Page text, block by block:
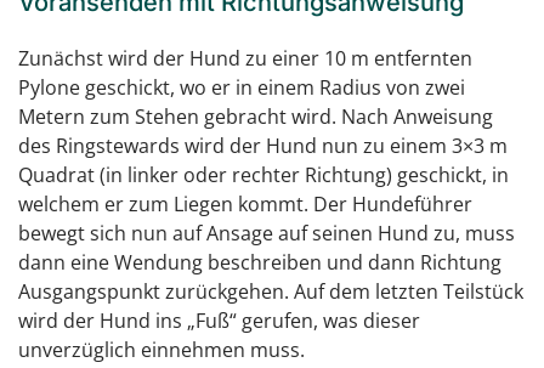
Zunächst wird der Hund zu einer 10 m entfernten
Pylone geschickt, wo er in einem Radius von zwei
Metern zum Stehen gebracht wird. Nach Anweisung
des Ringstewards wird der Hund nun zu einem 3×3 m
Quadrat (in linker oder rechter Richtung) geschickt, in
welchem er zum Liegen kommt. Der Hundeführer
bewegt sich nun auf Ansage auf seinen Hund zu, muss
dann eine Wendung beschreiben und dann Richtung
Ausgangspunkt zurückgehen. Auf dem letzten Teilstück
wird der Hund ins „Fuß“ gerufen, was dieser
unverzüglich einnehmen muss.